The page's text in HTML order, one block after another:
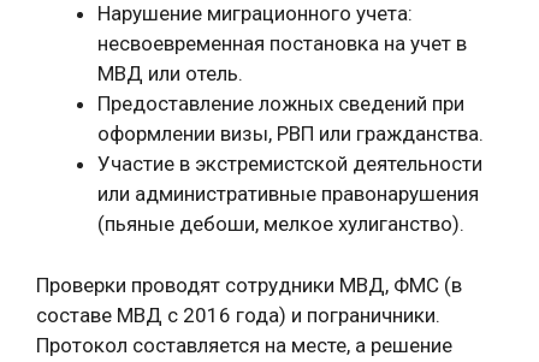
Нарушение миграционного учета:
несвоевременная постановка на учет в
МВД или отель.
Предоставление ложных сведений при
оформлении визы, РВП или гражданства.
Участие в экстремистской деятельности
или административные правонарушения
(пьяные дебоши, мелкое хулиганство).
Проверки проводят сотрудники МВД, ФМС (в
составе МВД с 2016 года) и пограничники.
Протокол составляется на месте, а решение